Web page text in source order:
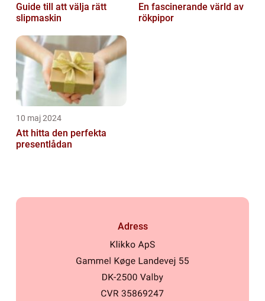
Guide till att välja rätt
slipmaskin
En fascinerande värld av
rökpipor
10 maj 2024
Att hitta den perfekta
presentlådan
Adress